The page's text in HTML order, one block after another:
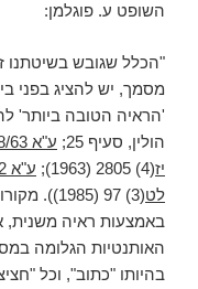
השופט ע. פוגלמן:
"הכלל שגובש בשיטתנו
מסמך, יש להציג בפני
'הראיה הטובה ביותר'
הולין, סעיף 25;
יז(4) 2805 (1963);
לט
(3) 97
באמצעות ראיה משנית,
האותנטיות הגלומה
בהיותו "כתוב", וכל